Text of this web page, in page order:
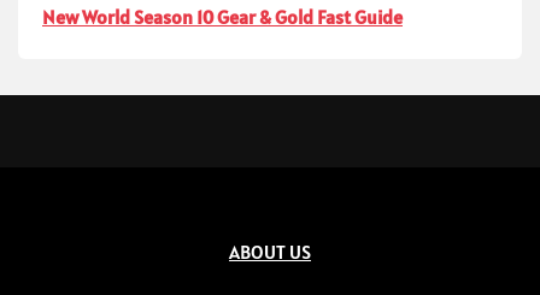
New World Season 10 Gear & Gold Fast Guide
ABOUT US